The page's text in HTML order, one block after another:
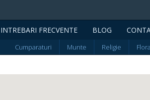
INTREBARI FRECVENTE BLOG
Cumparaturi Munte Religie